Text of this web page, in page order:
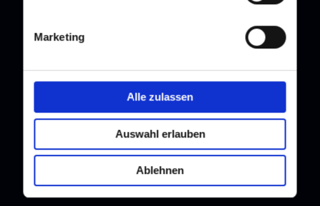
Marketing
Alle zulassen
Auswahl erlauben
Ablehnen
Newsletter
Subscribe to our newsletter and stay up to date!